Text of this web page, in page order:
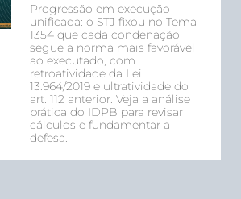
Progressão em execução
unificada: o STJ fixou no Tema
1354 que cada condenação
segue a norma mais favorável
ao executado, com
retroatividade da Lei
13.964/2019 e ultratividade do
art. 112 anterior. Veja a análise
prática do IDPB para revisar
cálculos e fundamentar a
defesa.